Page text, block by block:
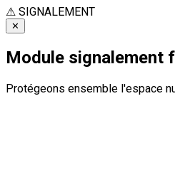
⚠ SIGNALEMENT
✕
Module signalement
Protégeons ensemble l'espace